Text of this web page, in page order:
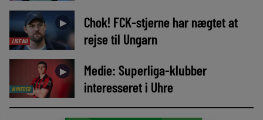
LIGE NU
►
Chok! FCK-stjerne har nægtet at
rejse til Ungarn
NYHEDER
►
Medie: Superliga-klubber
interesseret i Uhre